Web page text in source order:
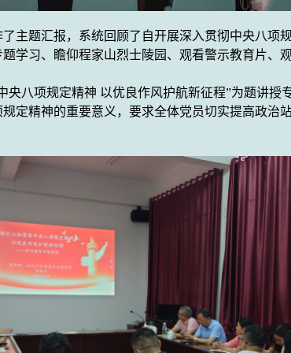
了主题汇报，系统回顾了自开展深入贯彻中央八项
学习、瞻仰程家山烈士陵园 、观看警示教育片、
央八项规定精神 以优良作风护航新征程”为题讲授
规定精神的重要意义，要求全体党员切实提高政治